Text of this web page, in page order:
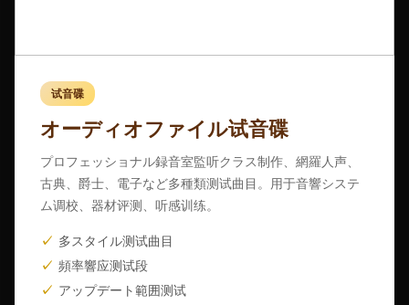
试音碟
オーディオファイル试音碟
プロフェッショナル録音室監听クラス制作、網羅人声、
古典、爵士、電子など多種類测试曲目。用于音響システ
ム调校、器材评测、听感训练。
多スタイル测试曲目
頻率響应测试段
アップデート範囲测试